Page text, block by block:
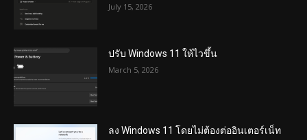
July 15, 2026
ปรับ Windows 11 ให้ไวขึ้น
March 5, 2026
ลง Windows 11 โดยไม่ต้องต่ออินเตอร์เน็ท